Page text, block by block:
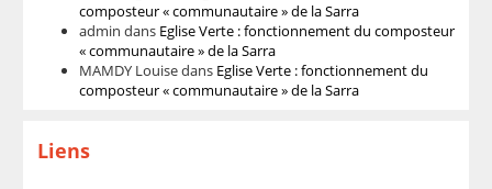
composteur « communautaire » de la Sarra
admin dans Eglise Verte : fonctionnement du composteur
« communautaire » de la Sarra
MAMDY Louisedans Eglise Verte : fonctionnement du
composteur « communautaire » de la Sarra
Liens